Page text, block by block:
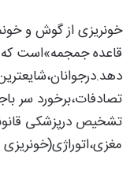
خونریزی از گوش و
قاعده جمجمه»است
تصادفات،برخورد
تشخیص درپزشکی